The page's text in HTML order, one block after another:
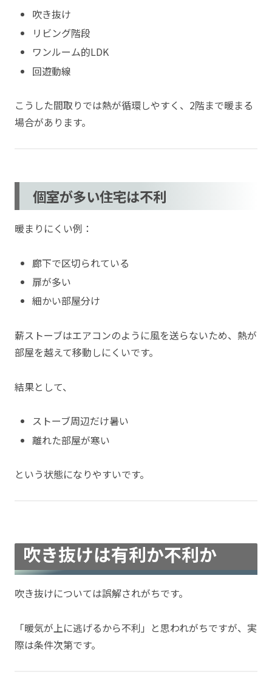
吹き抜け
リビング階段
ワンルーム的LDK
回遊動線
こうした間取りでは熱が循環しやすく、2階まで暖まる
場合があります。
個室が多い住宅は不利
暖まりにくい例：
廊下で区切られている
扉が多い
細かい部屋分け
薪ストーブはエアコンのように風を送らないため、熱が
部屋を越えて移動しにくいです。
結果として、
ストーブ周辺だけ暑い
離れた部屋が寒い
という状態になりやすいです。
吹き抜けは有利か不利か
吹き抜けについては誤解されがちです。
「暖気が上に逃げるから不利」と思われがちですが、実
際は条件次第です。